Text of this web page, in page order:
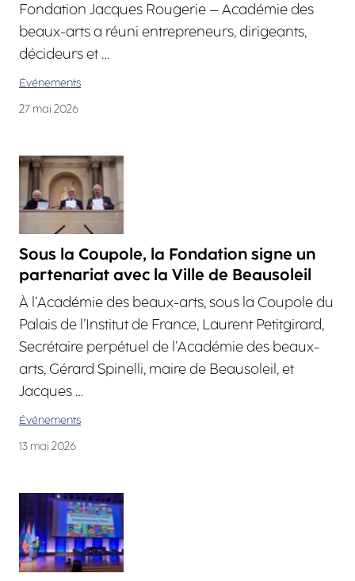
Fondation Jacques Rougerie – Académie des
beaux-arts a réuni entrepreneurs, dirigeants,
décideurs et …
Événements
27 mai 2026
Sous la Coupole, la Fondation signe un
partenariat avec la Ville de Beausoleil
À l’Académie des beaux-arts, sous la Coupole du
Palais de l’Institut de France, Laurent Petitgirard,
Secrétaire perpétuel de l’Académie des beaux-
arts, Gérard Spinelli, maire de Beausoleil, et
Jacques …
Événements
13 mai 2026